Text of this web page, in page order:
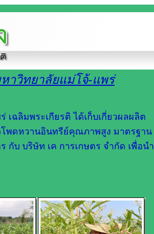
าวิทยาลัยแม่โจ้-แพร่
เฉลิมพระเกียรติ ได้เก็บเกี่ยวผลผลิต
พดหวานอินทรีย์คุณภาพสูง มาตรฐาน
กับ บริษัท เค การเกษตร จำกัด เพื่อนำ